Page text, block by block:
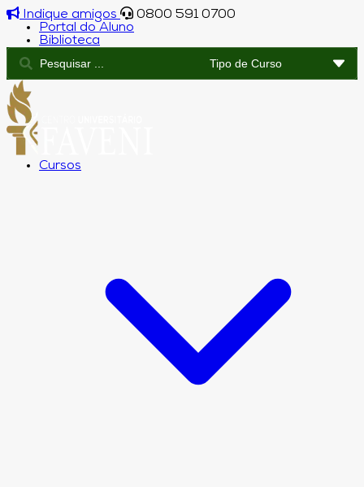
Indique amigos
0800 591 0700
Portal do Aluno
Biblioteca
Cursos